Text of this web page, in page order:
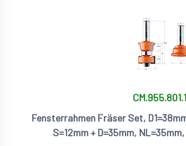
Fensterrahmen Fräser Set,
S=12mm + D=35mm,